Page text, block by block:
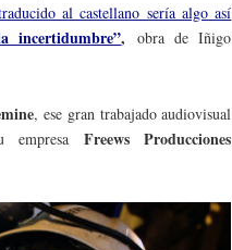
al castellano sería algo así
incertidumbre”, obra de Iñigo
, ese gran trabajado audiovisual
empresa Freews Producciones